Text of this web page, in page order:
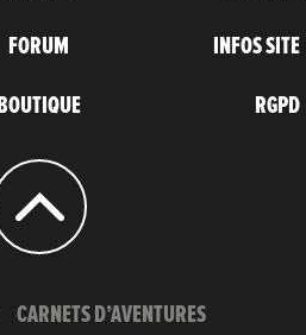
FORUM
BOUTIQUE
INFOS SITE
RGPD
CARNETS D’AVENTURES